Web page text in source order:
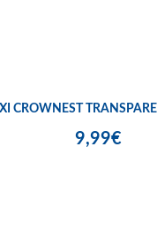
9,99€